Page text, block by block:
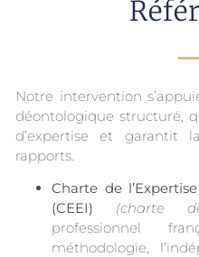
Notre intervention
déontologique structuré,
d’expertise et garantit
rapports.
Charte de
(CEEI)
(charte
professionnel
méthodologie,